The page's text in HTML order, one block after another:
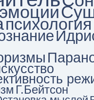
психология
Г.Бейтсон